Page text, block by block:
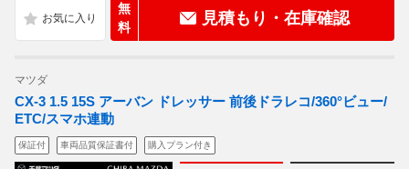
無
料
見積もり・在庫確認
マツダ
CX-3 1.5 15S アーバン ドレッサー 前後ドラレコ/360°ビュー/
ETC/スマホ連動
保証付 車両品質保証書付 購入プラン付き